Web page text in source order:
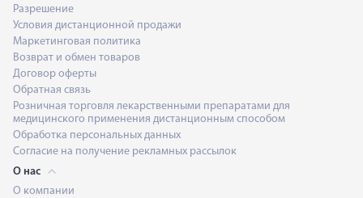
Разрешение
Условия дистанционной продажи
Маркетинговая политика
Возврат и обмен товаров
Договор оферты
Обратная связь
Розничная торговля лекарственными препаратами для
медицинского применения дистанционным способом
Обработка персональных данных
Согласие на получение рекламных рассылок
О нас
О компании